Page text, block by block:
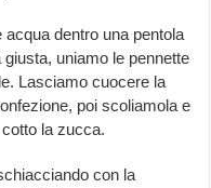
dentro una pentola
uniamo le pennette
Lasciamo cuocere la
poi scoliamola e
la zucca.
con la